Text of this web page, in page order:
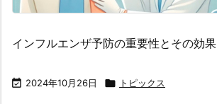
インフルエンザ予防の重要性とその効果
 2024年10月26日  トピックス